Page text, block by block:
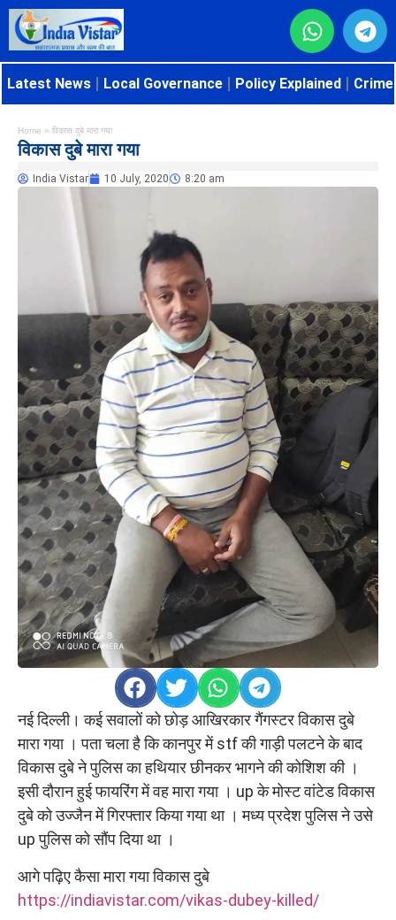
Latest News Local Governance Policy Explained
Home » विकास दुबे मारा गया
विकास दुबे मारा गया
India Vistar 10 July, 2020 8:20 am
नई दिल्ली। कई सवालों को छोड़ आखिरकार गैंगस्टर विकास दुबे
मारा गया । पता चला है कि कानपुर में stf की गाड़ी पलटने के बाद
विकास दुबे ने पुलिस का हथियार छीनकर भागने की कोशिश की ।
इसी दौरान हुई फायरिंग में वह मारा गया । up के मोस्ट वांटेड विकास
दुबे को उज्जैन में गिरफ्तार किया गया था । मध्य प्रदेश पुलिस ने उसे
up पुलिस को सौंप दिया था ।
आगे पढ़िए कैसा मारा गया विकास दुबे
https://indiavistar.com/vikas-dubey-killed/